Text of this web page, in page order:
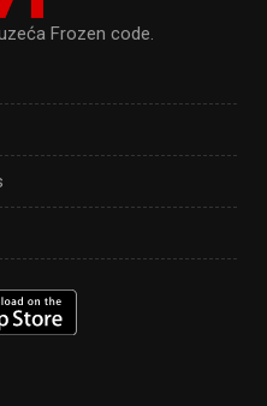
Frozen code.